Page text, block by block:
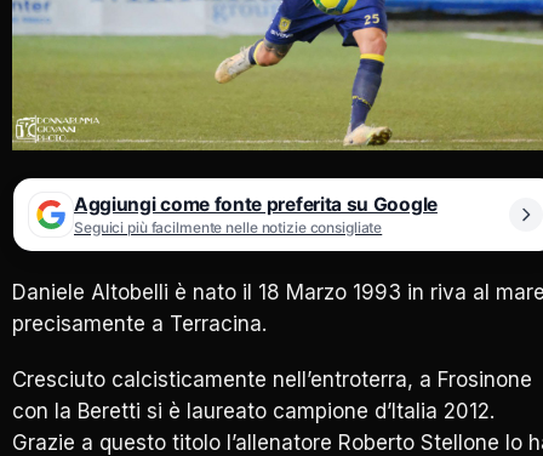
Aggiungi come fonte preferita su Google
Seguici più facilmente nelle notizie consigliate
Daniele Altobelli è nato il 18 Marzo 1993 in riva al
precisamente a Terracina.
Cresciuto calcisticamente nell’entroterra, a Frosinone
con la Beretti si è laureato campione d’Italia 2012.
Grazie a questo titolo l’allenatore Roberto Stellone lo